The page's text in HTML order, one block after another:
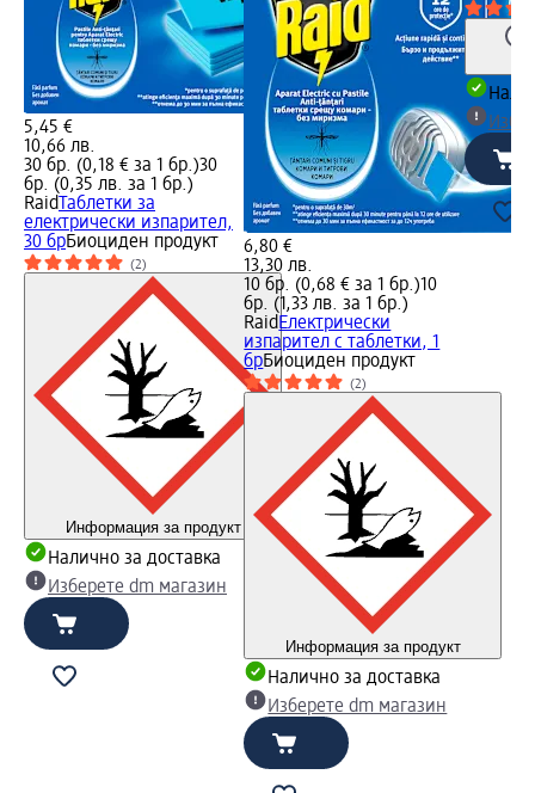
5,45 €
10,66 лв.
30 бр. (0,18 € за 1 бр.)30
бр. (0,35 лв. за 1 бр.)
RaidТаблетки за
електрически изпарител,
30 брБиоциден продукт
(2)
Информация за продукт
Налично за доставка
Изберете dm магазин
6,80 €
13,30 лв.
10 бр. (0,68 € за 1 бр.)10
бр. (1,33 лв. за 1 бр.)
RaidЕлектрически
изпарител с таблетки, 1
брБиоциден продукт
(2)
Информация за продукт
Налично за доставка
Изберете dm магазин